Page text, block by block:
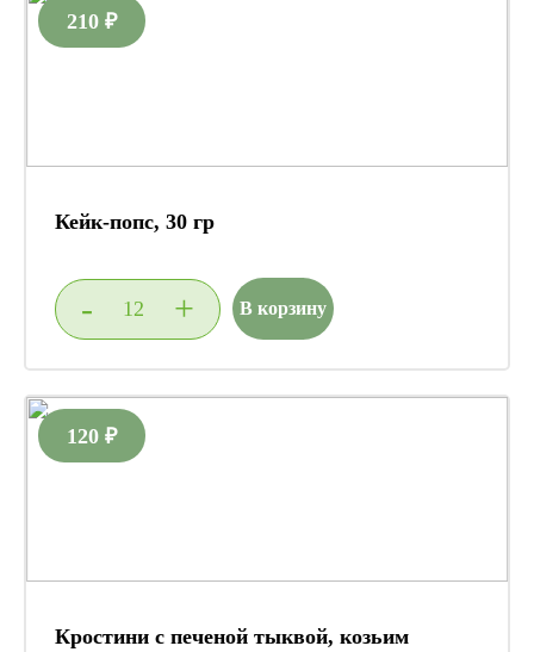
210 ₽
Кейк-попс, 30 гр
- + В корзину
120 ₽
Кростини с печеной тыквой, козьим